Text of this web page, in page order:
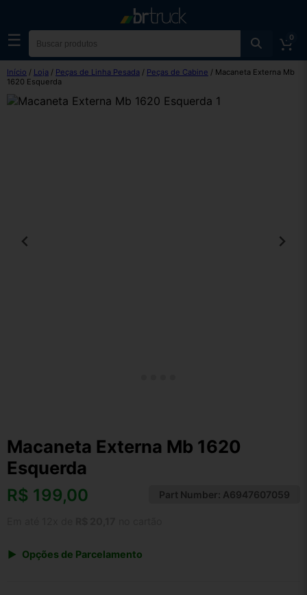
☰ 0
Início / Loja / Peças de Linha Pesada / Peças de Cabine / Macaneta Externa Mb
1620 Esquerda
Macaneta Externa Mb 1620
Esquerda
R$ 199,00 Part Number: A6947607059
Opções de Parcelamento